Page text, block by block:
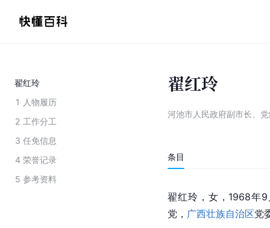
翟红玲
1 人物履历
2 工作分工
3 任免信息
4 荣誉记录
5 参考资料
翟红玲
河池市人民政府副市长、
条目
翟红玲，女，1968年
党， 广西壮族自治区党